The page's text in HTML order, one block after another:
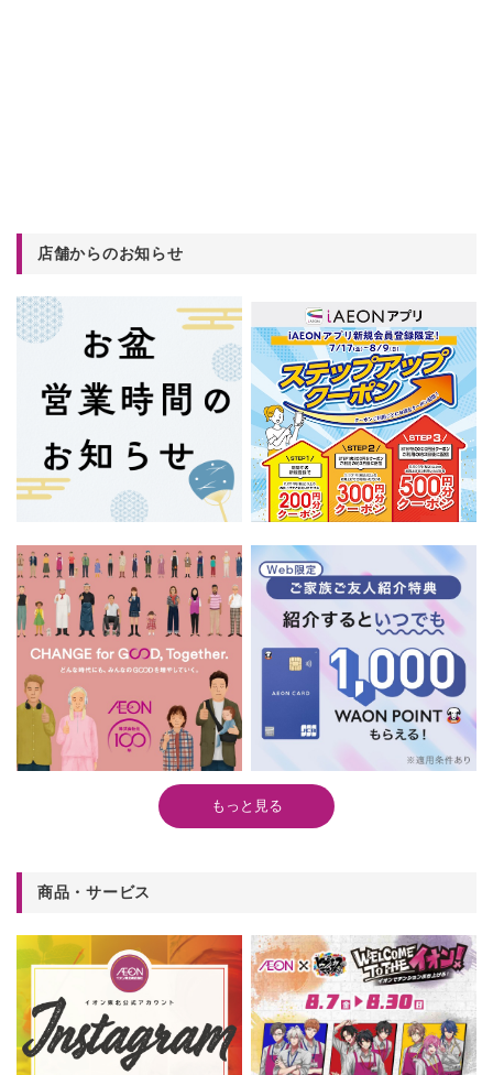
店舗からのお知らせ
もっと見る
商品・サービス